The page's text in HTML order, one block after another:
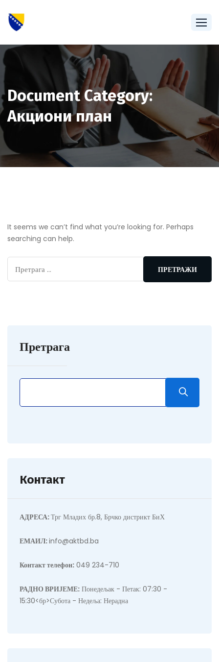
Document Category:
Акциони план
It seems we can’t find what you’re looking for. Perhaps
searching can help.
Претрага
Контакт
АДРЕСА:Трг Младих бр.8, Брчко дистрикт БиХ
ЕМАИЛ:info@aktbd.ba
Контакт телефон: 049 234-710
РАДНО ВРИЈЕМЕ: Понедељак - Петак: 07:30 -
15:30<бр>Субота - Недеља: Нерадна